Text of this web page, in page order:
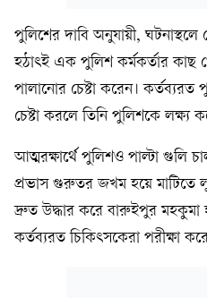
পুলিশের দাবি অনুযায়ী,
হঠাৎই এক পুলিশ কর্মকর্তার কাছ
পালানোর চেষ্টা করেন। কর্তব্যরত
চেষ্টা করলে তিনি পুলিশকে
আত্মরক্ষার্থে পুলিশও পাল্টা গুলি
প্রভাস গুরুতর জখম হয়ে মাটিতে
দ্রুত উদ্ধার করে বারুইপুর মহকুমা
কর্তব্যরত চিকিৎসকেরা পরীক্ষা